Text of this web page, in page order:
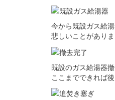
今から既設ガス給
悲しいことがあり
既設のガス給湯器
ここまでできれば